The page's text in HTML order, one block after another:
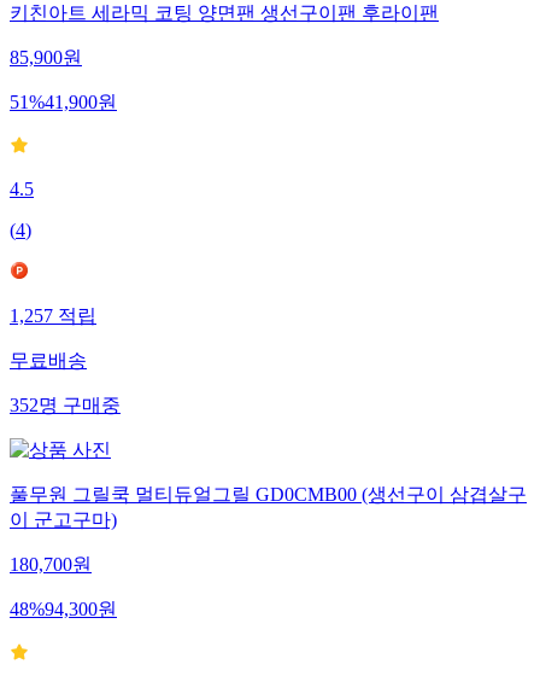
키친아트 세라믹 코팅 양면팬 생선구이팬 후라이팬
85,900원
51%41,900원
4.5
(4)
1,257 적립
무료배송
352명 구매중
풀무원 그릴쿡 멀티듀얼그릴 GD0CMB00 (생선구이 삼겹살구
이 군고구마)
180,700원
48%94,300원